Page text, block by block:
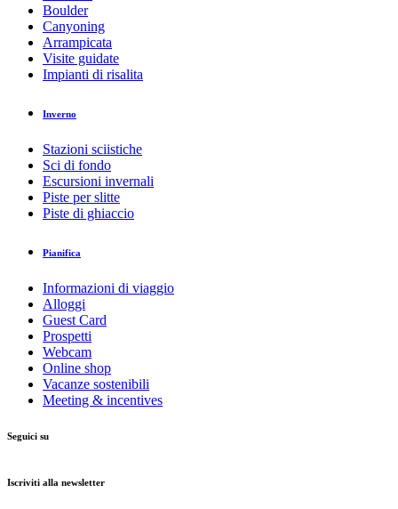
Boulder
Canyoning
Arrampicata
Visite guidate
Impianti di risalita
Inverno
Stazioni sciistiche
Sci di fondo
Escursioni invernali
Piste per slitte
Piste di ghiaccio
Pianifica
Informazioni di viaggio
Alloggi
Guest Card
Prospetti
Webcam
Online shop
Vacanze sostenibili
Meeting & incentives
Seguici su
Iscriviti alla newsletter